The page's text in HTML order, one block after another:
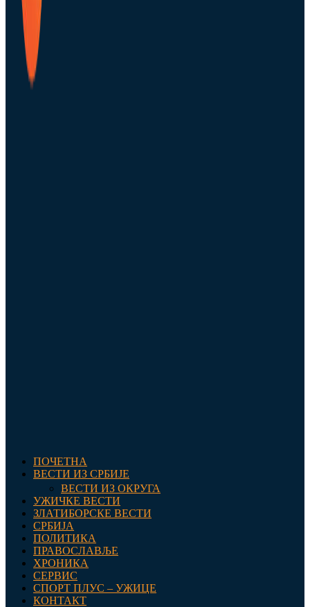
ПОЧЕТНА
ВЕСТИ ИЗ СРБИЈЕ
ВЕСТИ ИЗ ОКРУГА
УЖИЧКЕ ВЕСТИ
ЗЛАТИБОРСКЕ ВЕСТИ
СРБИЈА
ПОЛИТИКА
ПРАВОСЛАВЉЕ
ХРОНИКА
СЕРВИС
СПОРТ ПЛУС – УЖИЦЕ
КОНТАКТ